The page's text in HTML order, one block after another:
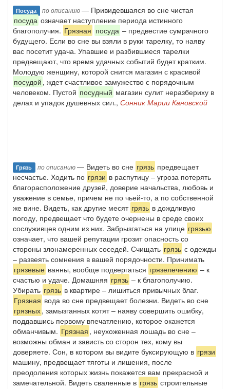
Посуда по описанию— Привидевшаяся во сне чистая
посуда означает наступление периода истинного
благополучия. Грязная посуда – предвестие сумрачного
будущего. Если во сне вы взяли в руки тарелку, то наяву
вас посетит удача. Упавшие и разбившиеся тарелки
предвещают, что время удачных событий будет кратким.
Молодую женщину, которой снится магазин с красивой
посудой , ждет счастливое замужество с порядочным
человеком. Пустой посудный магазин сулит неразбериху в
делах и упадок душевных сил., Сонник Марии Кановской
Грязь по описанию— Видеть во сне грязь предвещает
несчастье. Ходить по грязи в распутицу – угроза потерять
благорасположение друзей, доверие начальства, любовь и
уважение в семье, причем не по чьей-то, а по собственной
же вине. Видеть, как другие месят грязь в дождливую
погоду, предвещает что будете очернены в среде своих
сослуживцев одним из них. Забрызгаться на улице грязью
означает, что вашей репутации грозит опасность со
стороны злонамеренных соседей. Счищать грязь с одежды
– развеять сомнения в вашей порядочности. Принимать
грязевые ванны, вообще подвергаться грязелечению – к
счастью и удаче. Домашняя грязь – к благополучию.
Убирать грязь в квартире – лишиться привычных благ.
Грязная вода во сне предвещает болезни. Видеть во сне
грязных, замызганных котят – наяву совершить ошибку,
поддавшись первому впечатлению, которое окажется
обманчивым. Грязная , неухоженная лошадь во сне –
возможны обман и зависть со сторон тех, кому вы
доверяете. Сон, в котором вы видите буксирующую в грязи
машину, предвещает тяготы и лишения, после
преодоления которых жизнь покажется вам прекрасной и
замечательной. Видеть сваленные в грязь строительные